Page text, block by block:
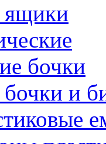
ящики
бочки
бочки и